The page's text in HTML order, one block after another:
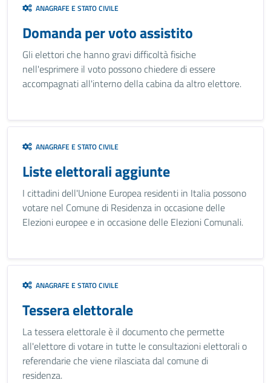
ANAGRAFE E STATO CIVILE
Domanda per voto assistito
Gli elettori che hanno gravi difficoltà fisiche
nell'esprimere il voto possono chiedere di essere
accompagnati all'interno della cabina da altro elettore.
ANAGRAFE E STATO CIVILE
Liste elettorali aggiunte
I cittadini dell'Unione Europea residenti in Italia possono
votare nel Comune di Residenza in occasione delle
Elezioni europee e in occasione delle Elezioni Comunali.
ANAGRAFE E STATO CIVILE
Tessera elettorale
La tessera elettorale è il documento che permette
all'elettore di votare in tutte le consultazioni elettorali o
referendarie che viene rilasciata dal comune di
residenza.